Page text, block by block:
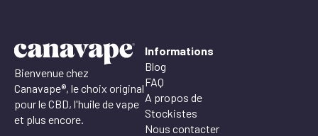
Bienvenue chez
Canavape®, le choix original
pour le CBD, l'huile de vape
et plus encore.
Informations
Blog
FAQ
A propos de
Stockistes
Nous contacter